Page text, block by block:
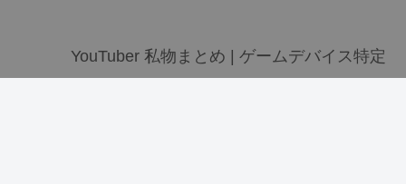
YouTuber 私物まとめ | ゲームデバイス特定